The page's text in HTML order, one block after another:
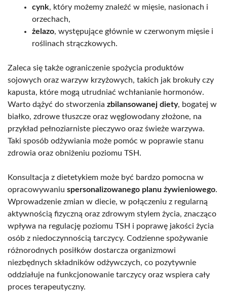
cynk, który możemy znaleźć w mięsie, nasionach i
orzechach,
żelazo, występujące głównie w czerwonym mięsie i
roślinach strączkowych.
Zaleca się także ograniczenie spożycia produktów
sojowych oraz warzyw krzyżowych, takich jak brokuły czy
kapusta, które mogą utrudniać wchłanianie hormonów.
Warto dążyć do stworzenia zbilansowanej diety, bogatej w
białko, zdrowe tłuszcze oraz węglowodany złożone, na
przykład pełnoziarniste pieczywo oraz świeże warzywa.
Taki sposób odżywiania może pomóc w poprawie stanu
zdrowia oraz obniżeniu poziomu TSH.
Konsultacja z dietetykiem może być bardzo pomocna w
opracowywaniu spersonalizowanego planu żywieniowego.
Wprowadzenie zmian w diecie, w połączeniu z regularną
aktywnością fizyczną oraz zdrowym stylem życia, znacząco
wpływa na regulację poziomu TSH i poprawę jakości życia
osób z niedoczynnością tarczycy. Codzienne spożywanie
różnorodnych posiłków dostarcza organizmowi
niezbędnych składników odżywczych, co pozytywnie
oddziałuje na funkcjonowanie tarczycy oraz wspiera cały
proces terapeutyczny.